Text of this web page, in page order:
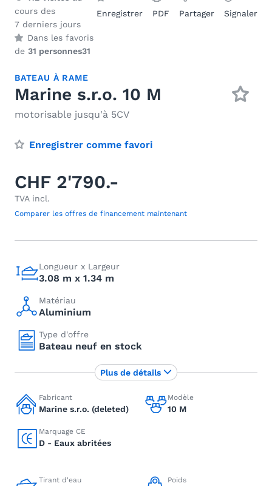
cours des
7 derniers jours
Dans les favoris
de 31 personnes31
Enregistrer PDF Partager Signaler
BATEAU À RAME
Marine s.r.o. 10 M
motorisable jusqu'à 5CV
Enregistrer comme favori
CHF 2'790.-
TVA incl.
Comparer les offres de financement maintenant
Longueur x Largeur
3.08 m x 1.34 m
Matériau
Aluminium
Type d'offre
Bateau neuf en stock
Fabricant
Marine s.r.o. (deleted)
Modèle
10 M
Marquage CE
D - Eaux abritées
Tirant d'eau Poids
Plus de détails